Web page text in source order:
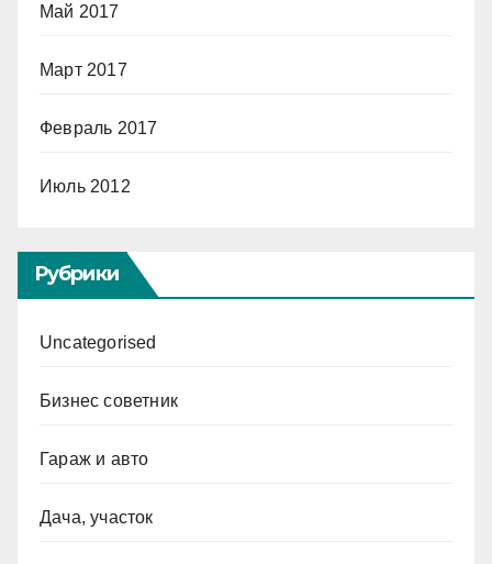
Май 2017
Март 2017
Февраль 2017
Июль 2012
Рубрики
Uncategorised
Бизнес советник
Гараж и авто
Дача, участок